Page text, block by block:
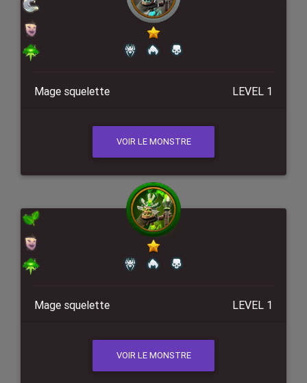
Mage squelette LEVEL 1
VOIR LE MONSTRE
Mage squelette LEVEL 1
VOIR LE MONSTRE